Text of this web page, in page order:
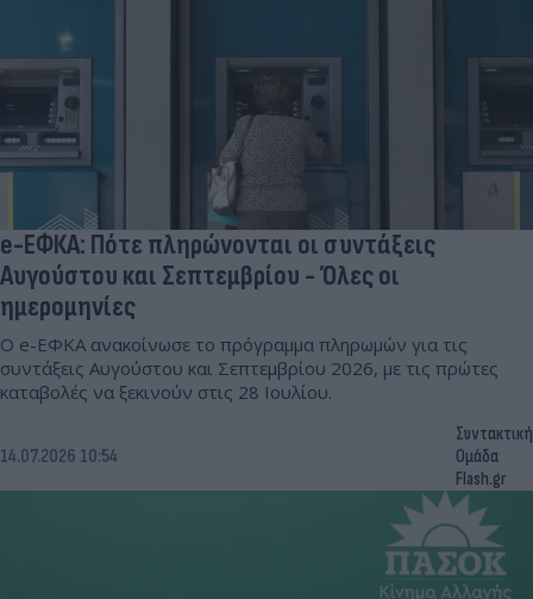
e-ΕΦΚΑ: Πότε πληρώνονται οι συντάξεις
Αυγούστου και Σεπτεμβρίου - Όλες οι
ημερομηνίες
Ο e-ΕΦΚΑ ανακοίνωσε το πρόγραμμα πληρωμών για τις
συντάξεις Αυγούστου και Σεπτεμβρίου 2026, με τις πρώτες
καταβολές να ξεκινούν στις 28 Ιουλίου.
14.07.2026 10:54
Συντακτική
Ομάδα
Flash.gr